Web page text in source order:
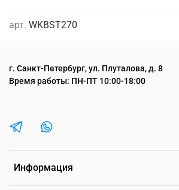
арт. WKBST270
Информация
г. Санкт-Петербург, ул. Плуталова, д. 8
Время работы: ПН-ПТ 10:00-18:00